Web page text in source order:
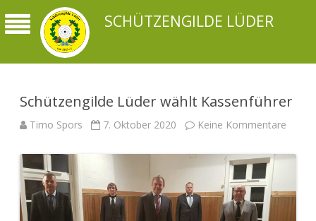
SCHÜTZENGILDE LÜDER
Schützengilde Lüder wählt Kassenführer
Timo Spors 7. Oktober 2020 Keine Kommentare
wählt